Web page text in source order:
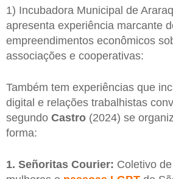
1) Incubadora Municipal de
apresenta experiência marcante
empreendimentos econômicos
associações e cooperativas:
Também tem experiências que
digital e relações trabalhistas
segundo Castro (2024) se
forma:
1. Señoritas Courier: Coletivo